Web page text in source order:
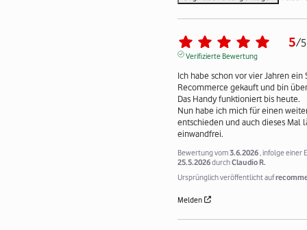
5/5
Verifizierte Bewertung
Ich habe schon vor vier Jahren ein
Recommerce gekauft und bin
Das Handy funktioniert bis heute.
Nun habe ich mich für einen
entschieden und auch dieses Mal
einwandfrei.
Bewertung vom3.6.2026 , infolge einer
25.5.2026durchClaudio R.
Ursprünglich veröffentlicht auf
Melden